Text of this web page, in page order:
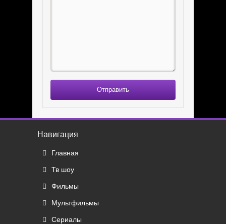
Отправить
Навигация
Главная
Тв шоу
Фильмы
Мультфильмы
Сериалы